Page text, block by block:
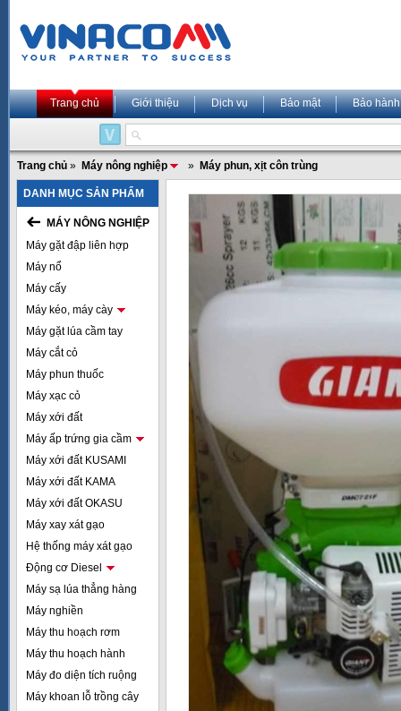
Trang chủ Giới thiệu Dịch vụ Bảo mật Bảo hành
Trang chủ » Máy nông nghiệp » Máy phun, xịt côn trùng
DANH MỤC SẢN PHẨM
MÁY NÔNG NGHIỆP
Máy gặt đập liên hợp
Máy nổ
Máy cấy
Máy kéo, máy cày
Máy gặt lúa cầm tay
Máy cắt cỏ
Máy phun thuốc
Máy xạc cỏ
Máy xới đất
Máy ấp trứng gia cầm
Máy xới đất KUSAMI
Máy xới đất KAMA
Máy xới đất OKASU
Máy xay xát gạo
Hệ thống máy xát gạo
Động cơ Diesel
Máy sạ lúa thẳng hàng
Máy nghiền
Máy thu hoạch rơm
Máy thu hoạch hành
Máy đo diện tích ruộng
Máy khoan lỗ trồng cây